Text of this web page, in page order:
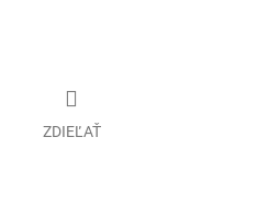
ZDIEĽAŤ